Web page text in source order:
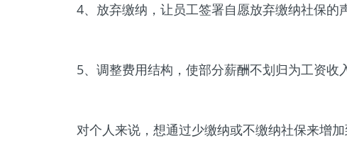
4、放弃缴纳，让员工签署自愿放弃缴纳社保的
5、调整费用结构，使部分薪酬不划归为工资收入
对个人来说，想通过少缴纳或不缴纳社保来增